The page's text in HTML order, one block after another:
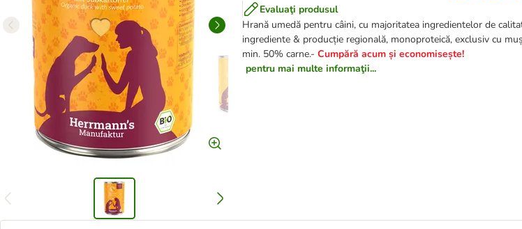
Evaluaţi produsul
Hrană umedă pentru câini, cu majoritatea ingredientelor de
ingrediente & producție regională, monoproteică, exclusiv cu
min. 50% carne.- Cumpără acum și economisește!
pentru mai multe informaţii...